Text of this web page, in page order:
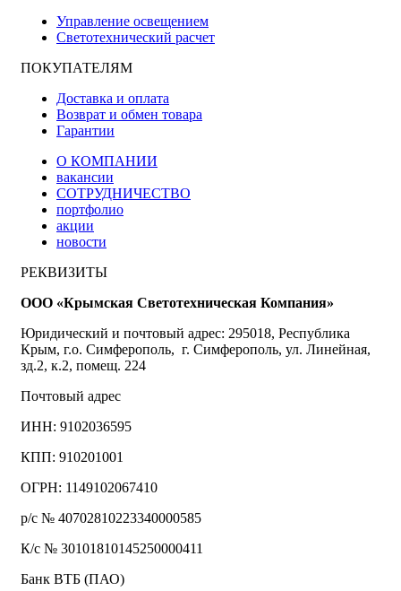
Управление освещением
Светотехнический расчет
ПОКУПАТЕЛЯМ
Доставка и оплата
Возврат и обмен товара
Гарантии
О КОМПАНИИ
вакансии
СОТРУДНИЧЕСТВО
портфолио
акции
новости
РЕКВИЗИТЫ
ООО «Крымская Светотехническая Компания»
Юридический и почтовый адрес: 295018, Республика
Крым, г.о. Симферополь, г. Симферополь, ул. Линейная,
зд.2, к.2, помещ. 224
Почтовый адрес
ИНН: 9102036595
КПП: 910201001
ОГРН: 1149102067410
р/с № 40702810223340000585
К/с № 30101810145250000411
Банк ВТБ (ПАО)